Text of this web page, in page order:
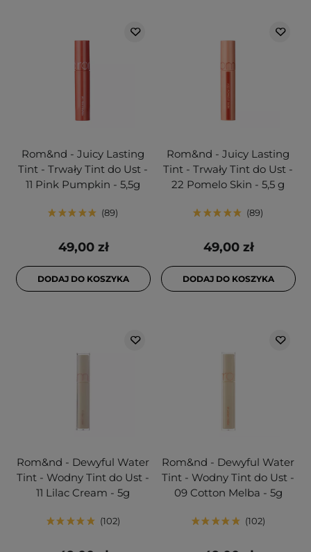
Rom&nd - Juicy Lasting
Tint - Trwały Tint do Ust -
11 Pink Pumpkin - 5,5g
89
49,00 zł
DODAJ DO KOSZYKA
Rom&nd - Juicy Lasting
Tint - Trwały Tint do Ust -
22 Pomelo Skin - 5,5 g
89
49,00 zł
DODAJ DO KOSZYKA
Rom&nd - Dewyful Water
Tint - Wodny Tint do Ust -
11 Lilac Cream - 5g
102
Rom&nd - Dewyful Water
Tint - Wodny Tint do Ust -
09 Cotton Melba - 5g
102